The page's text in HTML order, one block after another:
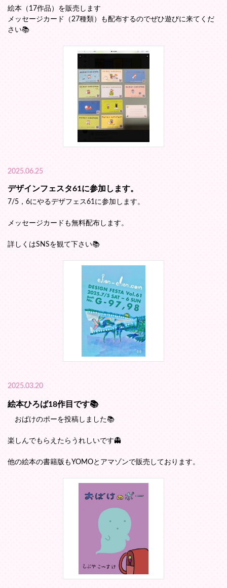
絵本（17作品）を販売します
メッセージカード（27種類）も配布するのでぜひ遊びに来てくだ
さい📚️
2025.06.25
デザインフェスタ61に参加します。
7/5，6にやるデザフェス61に参加します。
メッセージカードも無料配布します。
詳しくはSNSを観て下さい📚️
2025.03.20
絵本ひろば18作目です📚️
おばけのポーを投稿しました📚️
楽しんでもらえたらうれしいです👻
他の絵本の書籍版もYOMOとアマゾンで販売しております。